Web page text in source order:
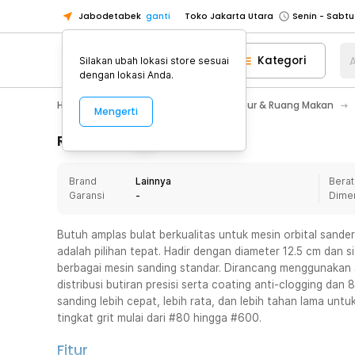
Jabodetabek ganti Toko Jakarta Utara
Toko Tangerang
Toko Cikupa
Pick n Go Jakarta Barat
Senin -
Pick n Go Bekasi
Senin - Jumat
Senin - Jumat
Senin -
Senin -
Toko Tangerang
Toko Cikupa
Pick n Go Jakarta Barat
Senin -
Pick n Go Bekasi
Senin - Jumat
Pick n Go Depok
Kategori
Home Appliance Perlengkapan Dapur & Ruang Makan
Rincian Produk
Brand
Lainnya
Garansi
-
Butuh amplas bulat berkualitas untuk mesin orbital
adalah pilihan tepat. Hadir dengan diameter 12.5 cm dan
berbagai mesin sanding standar. Dirancang
distribusi butiran presisi serta coating anti-clogging dan 8
sanding lebih cepat, lebih rata, dan lebih tahan lama
tingkat grit mulai dari #80 hingga #600.
Fitur
Silakan ubah lokasi store sesuai
dengan lokasi Anda.
Mengerti